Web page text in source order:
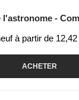
l'astronome -
à partir de 12,42
ACHETER